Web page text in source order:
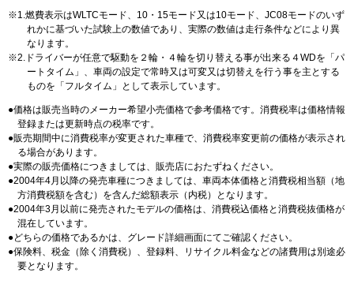
1.燃費表示はWLTCモード、10・15モード又は10モード、JC08モードのいず
れかに基づいた試験上の数値であり、実際の数値は走行条件などにより異
なります。
2.ドライバーが任意で駆動を２輪・４輪を切り替える事が出来る４WDを「パ
ートタイム」、車両の設定で常時又は可変又は切替えを行う事を主とする
ものを「フルタイム」として表示しています。
価格は販売当時のメーカー希望小売価格で参考価格です。消費税率は価格情報
登録または更新時点の税率です。
販売期間中に消費税率が変更された車種で、消費税率変更前の価格が表示され
る場合があります。
実際の販売価格につきましては、販売店におたずねください。
2004年4月以降の発売車種につきましては、車両本体価格と消費税相当額（地
方消費税額を含む）を含んだ総額表示（内税）となります。
2004年3月以前に発売されたモデルの価格は、消費税込価格と消費税抜価格が
混在しています。
どちらの価格であるかは、グレード詳細画面にてご確認ください。
保険料、税金（除く消費税）、登録料、リサイクル料金などの諸費用は別途必
要となります。